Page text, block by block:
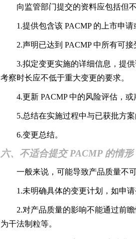
向监管部门提交的资料应包括但不
1.提供包含该 PACMP 的上市申请
2.声明已达到 PACMP 中所有可接
3.拟定变更实施的详细信息，提供
考察时长应不低于重大变更的要求。
4.更新 PACMP 中的风险评估，或
5.总结在实施过程中与已获批方案
6.变更总结。
六、不适合提交 PACMP 的情形
一般来说，可能导致产品质量不可
1.未明确具体的变更计划，如申请
2.对产品质量的影响不能通过前瞻
为干法制粒等。